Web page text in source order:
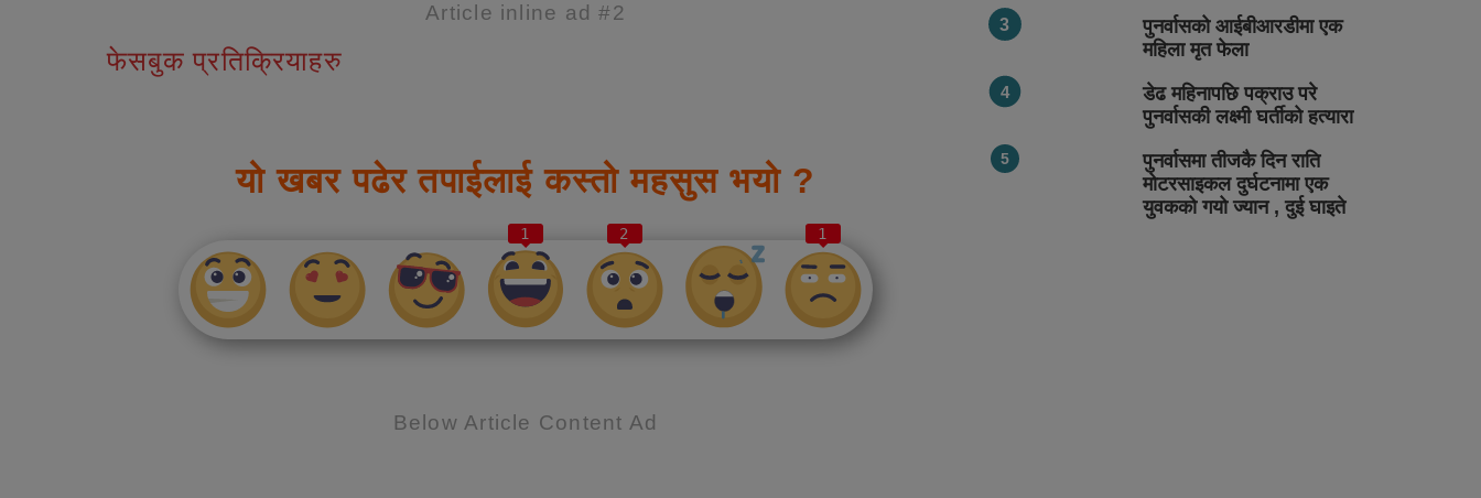
Article inline ad #2
फेसबुक प्रतिक्रियाहरु
यो खबर पढेर तपाईलाई कस्तो महसुस भयो ?
1 2 1
Below Article Content Ad
पुनर्वासको आईबीआरडीमा एक
महिला मृत फेला
डेढ महिनापछि पक्राउ परे
पुनर्वासकी लक्ष्मी घर्तीको हत्यारा
पुनर्वासमा तीजकै दिन राति
मोटरसाइकल दुर्घटनामा एक
युवकको गयो ज्यान , दुई घाइते